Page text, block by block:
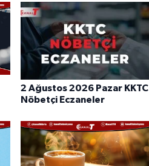
2 Ağustos 2026 Pazar KKTC
Nöbetçi Eczaneler